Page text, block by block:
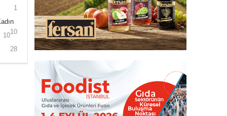
1
10
10
28